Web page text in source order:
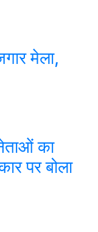
मेला,
का
पर बोला